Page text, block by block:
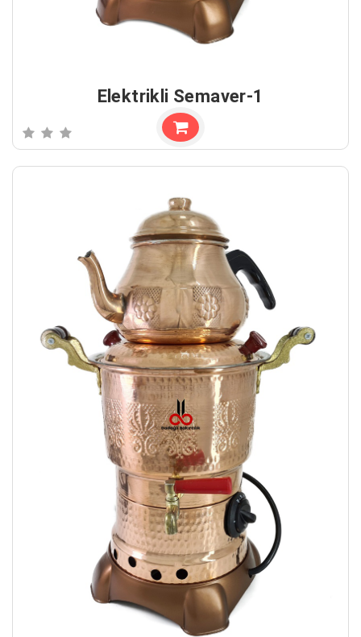
Elektrikli Semaver-1